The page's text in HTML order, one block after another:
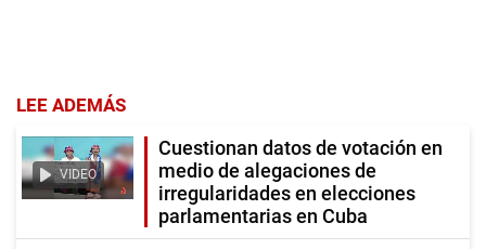
LEE ADEMÁS
VIDEO
Cuestionan datos de votación en
medio de alegaciones de
irregularidades en elecciones
parlamentarias en Cuba